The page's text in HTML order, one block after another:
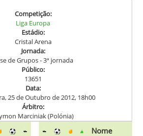
Competição:
Liga Europa
Estádio:
Cristal Arena
Jornada:
de Grupos - 3ª jornada
Público:
13651
Data:
25 de Outubro de 2012, 18h00
Árbitro:
Marciniak (Polónia)
Nome